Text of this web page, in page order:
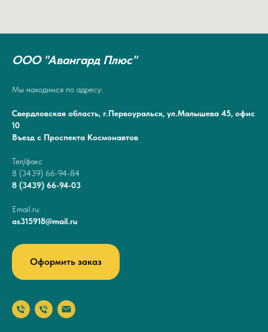
ООО "Авангард Плюс"
Мы находимся по адресу:
Свердловская область, г.Первоуральск, ул.Малышева 45, офис
10
Въезд с Проспекта Космонавтов
Тел/факс
8 (3439) 66-94-84
8 (3439) 66-94-03
Email.ru:
as315918@mail.ru
Оформить заказ